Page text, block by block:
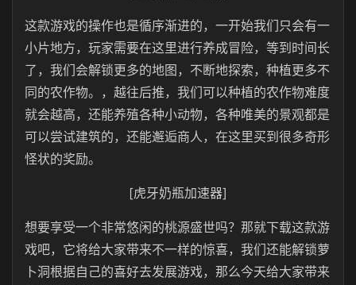
这款游戏的操作也是循序渐进的，一开始我们只会有一
小片地方，玩家需要在这里进行养成冒险，等到时间长
了，我们会解锁更多的地图，不断地探索，种植更多不
同的农作物。，越往后推，我们可以种植的农作物难度
就会越高，还能养殖各种小动物，各种唯美的景观都是
可以尝试建筑的，还能邂逅商人，在这里买到很多奇形
怪状的奖励。
[虎牙奶瓶加速器]
想要享受一个非常悠闲的桃源盛世吗？那就下载这款游
戏吧，它将给大家带来不一样的惊喜，我们还能解锁萝
卜洞根据自己的喜好去发展游戏，那么今天给大家带来